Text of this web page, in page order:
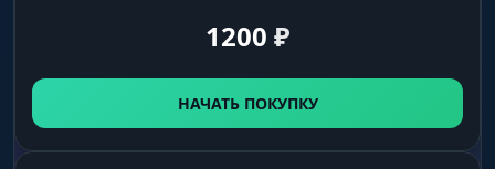
1200 ₽
НАЧАТЬ ПОКУПКУ